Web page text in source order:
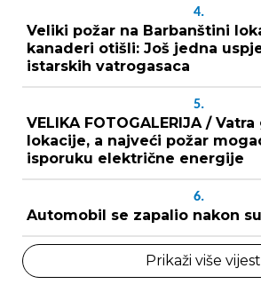
4.
Veliki požar na Barbanštini
kanaderi otišli: Još jedna
istarskih vatrogasaca
5.
VELIKA FOTOGALERIJA /
lokacije, a najveći požar
isporuku električne energije
6.
Automobil se zapalio nakon
Prikaži više